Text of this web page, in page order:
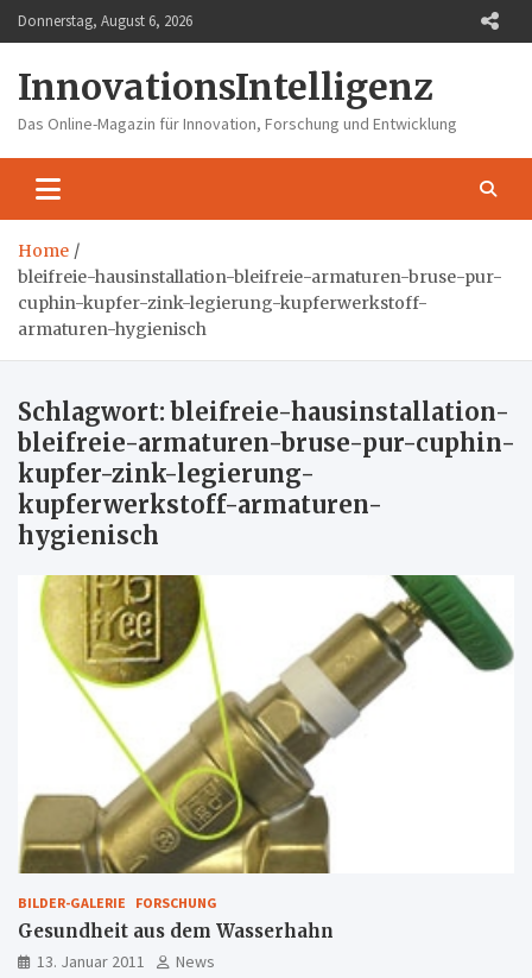
Skip
to
Donnerstag, August 6, 2026
InnovationsIntelligenz
Das Online-Magazin für Innovation, Forschung und Entwicklung
Home
bleifreie-hausinstallation-bleifreie-armaturen-bruse-pur-
cuphin-kupfer-zink-legierung-kupferwerkstoff-
armaturen-hygienisch
Schlagwort:bleifreie-hausinstallation-
bleifreie-armaturen-bruse-pur-cuphin-
kupfer-zink-legierung-
kupferwerkstoff-armaturen-
hygienisch
BILDER-GALERIE FORSCHUNG
Gesundheit aus dem Wasserhahn
13. Januar 2011
News